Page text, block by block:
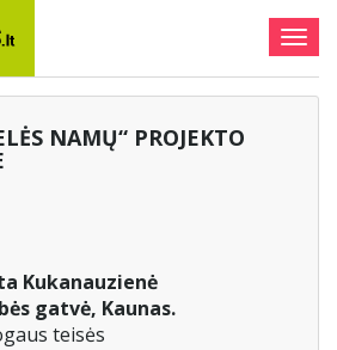
NAMŲ“ PROJEKTO
Kukanauzienė
gatvė, Kaunas.
teisės